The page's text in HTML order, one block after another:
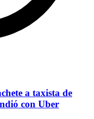
a taxista de
con Uber